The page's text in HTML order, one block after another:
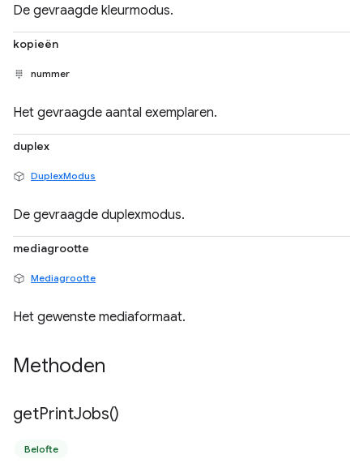
De gevraagde kleurmodus.
kopieën
nummer
Het gevraagde aantal exemplaren.
duplex
DuplexModus
De gevraagde duplexmodus.
mediagrootte
Mediagrootte
Het gewenste mediaformaat.
Methoden
getPrintJobs()
Belofte